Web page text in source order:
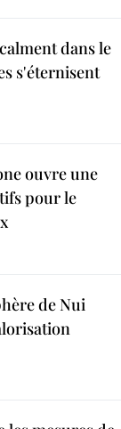
dans le
s'éternisent
ouvre une
pour le
de Nui